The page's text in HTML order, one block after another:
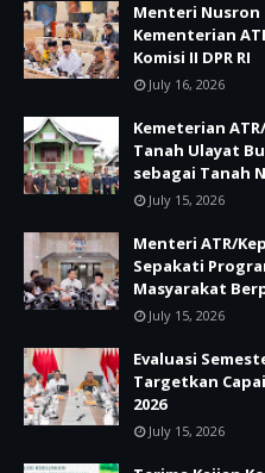
Menteri Nusron
Kementerian
Komisi II DPR RI
July 16, 2026
Kemeterian
Tanah Ulayat
sebagai Tanah
July 15, 2026
Menteri ATR/
Sepakati
Masyarakat
July 15, 2026
Evaluasi
Targetkan
2026
July 15, 2026